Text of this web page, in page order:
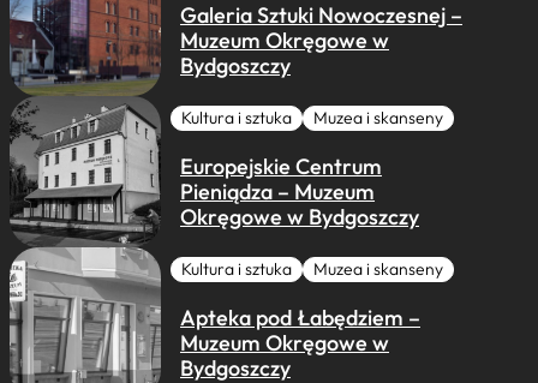
Galeria Sztuki Nowoczesnej –
Muzeum Okręgowe w
Bydgoszczy
Kultura i sztuka Muzea i skanseny
Europejskie Centrum
Pieniądza – Muzeum
Okręgowe w Bydgoszczy
Kultura i sztuka Muzea i skanseny
Apteka pod Łabędziem –
Muzeum Okręgowe w
Bydgoszczy